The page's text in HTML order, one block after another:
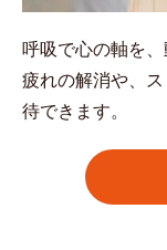
呼吸で心の軸を
疲れの解消や、
待できます。